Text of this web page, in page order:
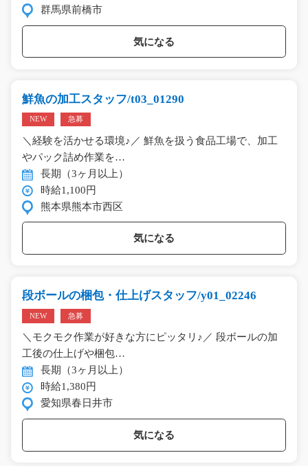
群馬県前橋市
気になる
鮮魚の加工スタッフ/t03_01290
NEW 急募
＼経験を活かせる環境♪／ 鮮魚を扱う食品工場で、加工
やパック詰め作業を…
長期（3ヶ月以上）
時給1,100円
熊本県熊本市西区
気になる
段ボールの梱包・仕上げスタッフ/y01_02246
NEW 急募
＼モクモク作業が好きな方にピッタリ♪／ 段ボールの加
工後の仕上げや梱包…
長期（3ヶ月以上）
時給1,380円
愛知県春日井市
気になる